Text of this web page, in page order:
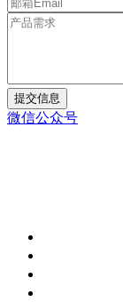
提交信息
微信公众号